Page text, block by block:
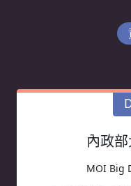
內政
MOI Big